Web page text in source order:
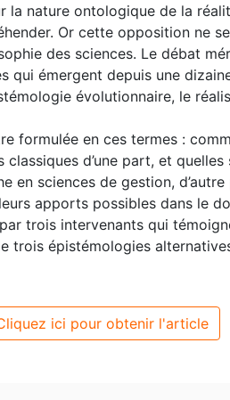
la nature ontologique de la
Or cette opposition ne
des sciences. Le débat
qui émergent depuis une
évolutionnaire, le
formulée en ces termes :
d’une part, et
en sciences de gestion, d’autre
apports possibles dans le
trois intervenants qui
trois épistémologies
ici pour obtenir l'article